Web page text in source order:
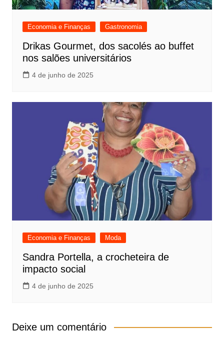
Economia e Finanças Gastronomia
Drikas Gourmet, dos sacolés ao buffet
nos salões universitários
4 de junho de 2025
Economia e Finanças Moda
Sandra Portella, a crocheteira de
impacto social
4 de junho de 2025
Deixe um comentário